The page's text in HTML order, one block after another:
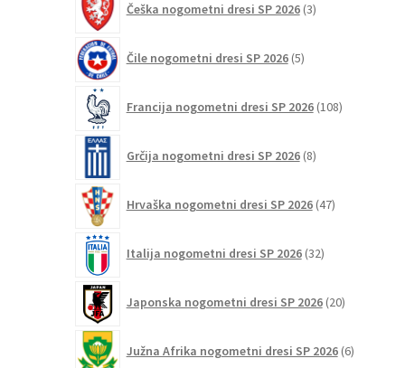
Češka nogometni dresi SP 2026 3izdelki
Čile nogometni dresi SP 2026 5izdelkov
Francija nogometni dresi SP 2026 108izdelkov
Grčija nogometni dresi SP 2026 8izdelkov
Hrvaška nogometni dresi SP 2026 47izdelkov
Italija nogometni dresi SP 2026 32izdelkov
Japonska nogometni dresi SP 2026 20izdelkov
Južna Afrika nogometni dresi SP 2026 6izdelkov